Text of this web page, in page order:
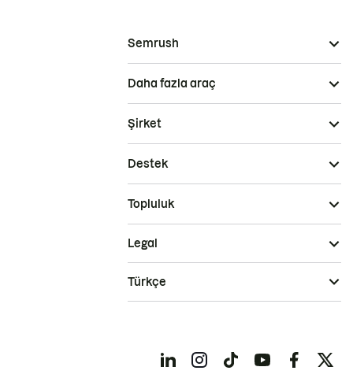
Semrush
Daha fazla araç
Şirket
Destek
Topluluk
Legal
Türkçe